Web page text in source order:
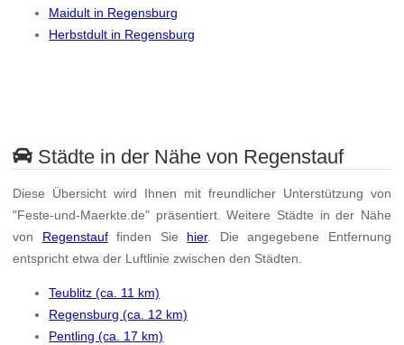
Maidult in Regensburg
Herbstdult in Regensburg
Städte in der Nähe von Regenstauf
Diese Übersicht wird Ihnen mit freundlicher Unterstützung von
"Feste-und-Maerkte.de" präsentiert. Weitere Städte in der Nähe
von Regenstauffinden Sie hier. Die angegebene Entfernung
entspricht etwa der Luftlinie zwischen den Städten.
Teublitz (ca. 11 km)
Regensburg (ca. 12 km)
Pentling (ca. 17 km)